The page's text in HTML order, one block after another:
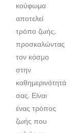
κούφωμα
αποτελεί
τρόπο ζωής,
προσκαλώντας
τον κόσμο
στην
καθημερινότητά
σας. Είναι
ένας τρόπος
ζωής που